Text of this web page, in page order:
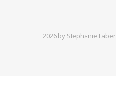
2026 by Stephanie Faber